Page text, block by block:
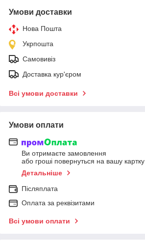
Умови доставки
Нова Пошта
Укрпошта
Самовивіз
Доставка кур'єром
Всі умови доставки
Умови оплати
Ви отримаєте замовлення
або гроші повернуться на вашу картку
Детальніше
Післяплата
Оплата за реквізитами
Всі умови оплати